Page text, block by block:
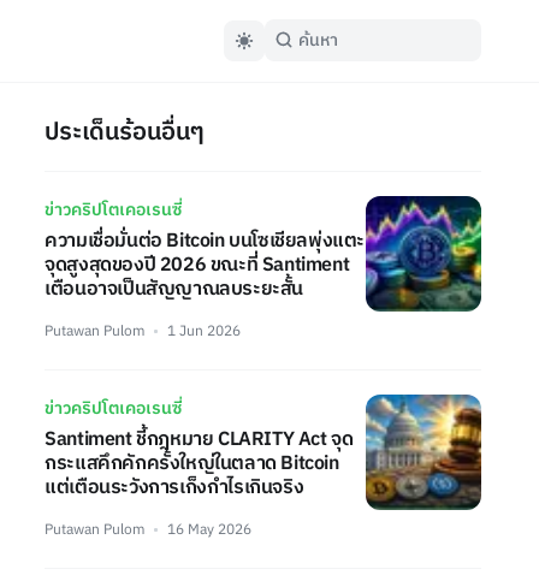
ประเด็นร้อนอื่นๆ
ข่าวคริปโตเคอเรนซี่
ความเชื่อมั่นต่อ Bitcoin บนโซเชียลพุ่งแตะ
จุดสูงสุดของปี 2026 ขณะที่ Santiment
เตือนอาจเป็นสัญญาณลบระยะสั้น
Putawan Pulom 1 Jun 2026
ข่าวคริปโตเคอเรนซี่
Santiment ชี้กฎหมาย CLARITY Act จุด
กระแสคึกคักครั้งใหญ่ในตลาด Bitcoin
แต่เตือนระวังการเก็งกำไรเกินจริง
Putawan Pulom 16 May 2026